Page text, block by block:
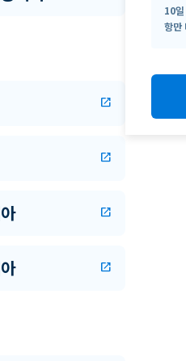
open_in_new
open_in_new
open_in_new
open_in_new
10일
항만